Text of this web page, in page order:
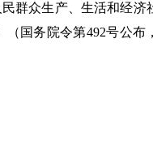
群众生产、生活和经济
国务院令第492号公布